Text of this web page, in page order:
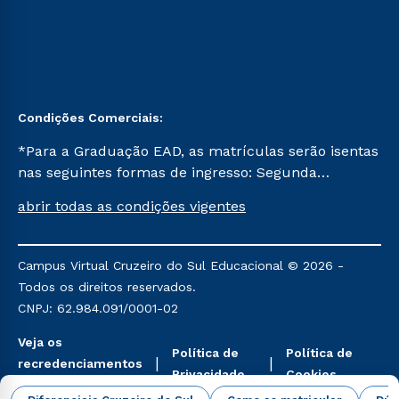
Condições Comerciais:
*Para a Graduação EAD, as matrículas serão isentas
nas seguintes formas de ingresso: Segunda
Já para as demais, a taxa de matrícula será de R$
mencionadas são referentes aos cursos: Ensino
Religioso, Geografia para a Docência e Metodologia
do Ensino de História: Questões Atuais.
abrir todas as condições vigentes
Campus Virtual Cruzeiro do Sul Educacional © 2026 -
Todos os direitos reservados.
CNPJ: 62.984.091/0001-02
Veja os
recredenciamentos
aqui
Política de
Privacidade
Política de
Cookies